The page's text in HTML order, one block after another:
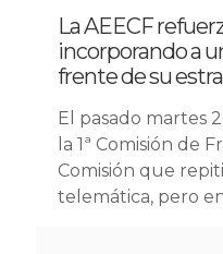
La AEECF
incorporando a
frente de su
El pasado martes
la 1ª Comisión de
Comisión que
telemática, pero